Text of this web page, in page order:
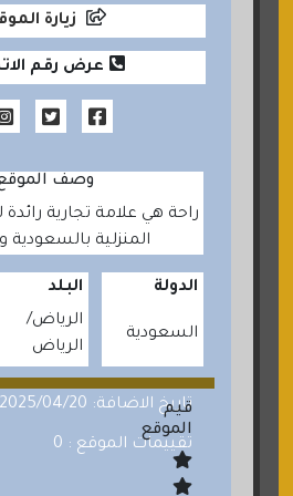
زيارة
عرض رقم
وصف
راحة هي علامة تجارية
المنزلية بالسعودية
الدولة
السعودية
البلد
الرياض
الرياض
تاريخ الاضافة: 2025/04/20
تقييمات الموقع : 0
قيم
الموقع